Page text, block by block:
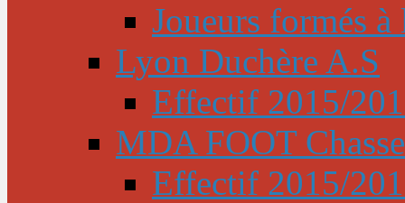
Joueurs formés
Lyon Duchère A.S
Effectif 2015/
MDA FOOT
Effectif 2015/